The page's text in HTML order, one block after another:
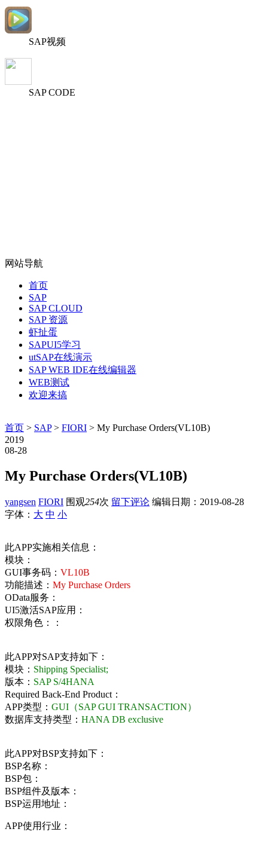
SAP视频
SAP CODE
网站导航
首页
SAP
SAP CLOUD
SAP 资源
虾扯蛋
SAPUI5学习
utSAP在线演示
SAP WEB IDE在线编辑器
WEB测试
欢迎来搞
首页 > SAP> FIORI > My Purchase Orders(VL10B)
2019
08-28
My Purchase Orders(VL10B)
yangsen FIORI 围观254次 留下评论 编辑日期： 2019-08-28
字体： 大 中 小
此APP实施相关信息：
模块：
GUI事务码： VL10B
功能描述： My Purchase Orders
OData服务：
UI5激活SAP应用：
权限角色：：
此APP对SAP支持如下：
模块： Shipping Specialist;
版本： SAP S/4HANA
Required Back-End Product：
APP类型： GUI（SAP GUI TRANSACTION）
数据库支持类型： HANA DB exclusive
此APP对BSP支持如下：
BSP名称：
BSP包：
BSP组件及版本：
BSP运用地址：
APP使用行业：